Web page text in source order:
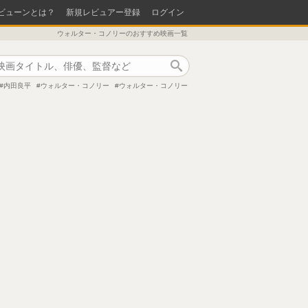
ューンとは？ 新規レビュアー登録 ログイン
ウォルター・コノリーのおすすめ映画一覧
内田良平 ウォルター・コノリー ウォルター・コノリー